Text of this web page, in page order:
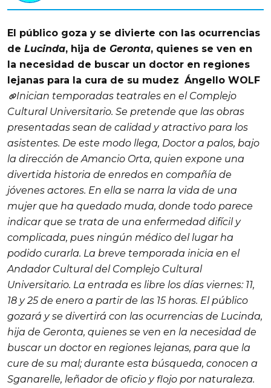
El público goza y se divierte con las ocurrencias
de Lucinda, hija de Geronta, quienes se ven en
la necesidad de buscar un doctor en regiones
lejanas para la cura de su mudez Ángello WOLF
Inician temporadas teatrales en el Complejo
Cultural Universitario. Se pretende que las obras
presentadas sean de calidad y atractivo para los
asistentes. De este modo llega, Doctor a palos, bajo
la dirección de Amancio Orta, quien expone una
divertida historia de enredos en compañía de
jóvenes actores. En ella se narra la vida de una
mujer que ha quedado muda, donde todo parece
indicar que se trata de una enfermedad difícil y
complicada, pues ningún médico del lugar ha
podido curarla. La breve temporada inicia en el
Andador Cultural del Complejo Cultural
Universitario. La entrada es libre los días viernes: 11,
18 y 25 de enero a partir de las 15 horas. El público
gozará y se divertirá con las ocurrencias de Lucinda,
hija de Geronta, quienes se ven en la necesidad de
buscar un doctor en regiones lejanas, para que la
cure de su mal; durante esta búsqueda, conocen a
Sganarelle, leñador de oficio y flojo por naturaleza.